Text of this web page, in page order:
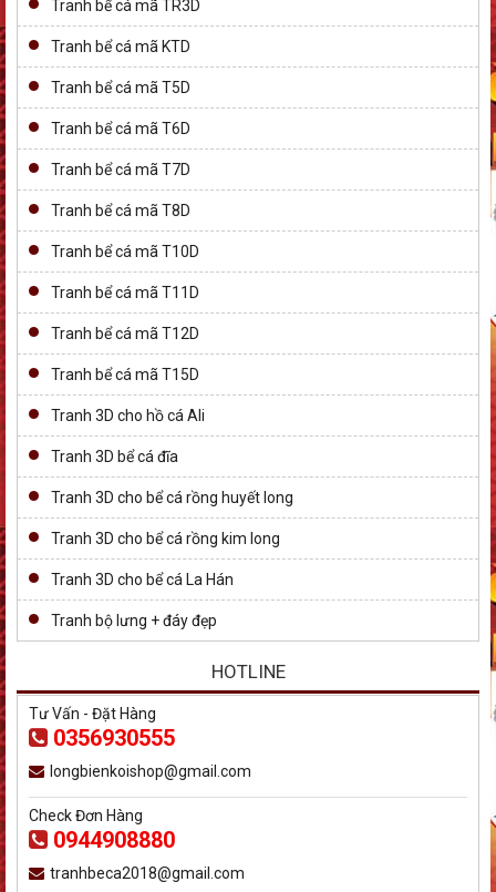
Tranh bể cá mã TR3D
Tranh bể cá mã KTD
Tranh bể cá mã T5D
Tranh bể cá mã T6D
Tranh bể cá mã T7D
Tranh bể cá mã T8D
Tranh bể cá mã T10D
Tranh bể cá mã T11D
Tranh bể cá mã T12D
Tranh bể cá mã T15D
Tranh 3D cho hồ cá Ali
Tranh 3D bể cá đĩa
Tranh 3D cho bể cá rồng huyết long
Tranh 3D cho bể cá rồng kim long
Tranh 3D cho bể cá La Hán
Tranh bộ lưng + đáy đẹp
HOTLINE
Tư Vấn - Đặt Hàng
0356930555
longbienkoishop@gmail.com
Check Đơn Hàng
0944908880
tranhbeca2018@gmail.com